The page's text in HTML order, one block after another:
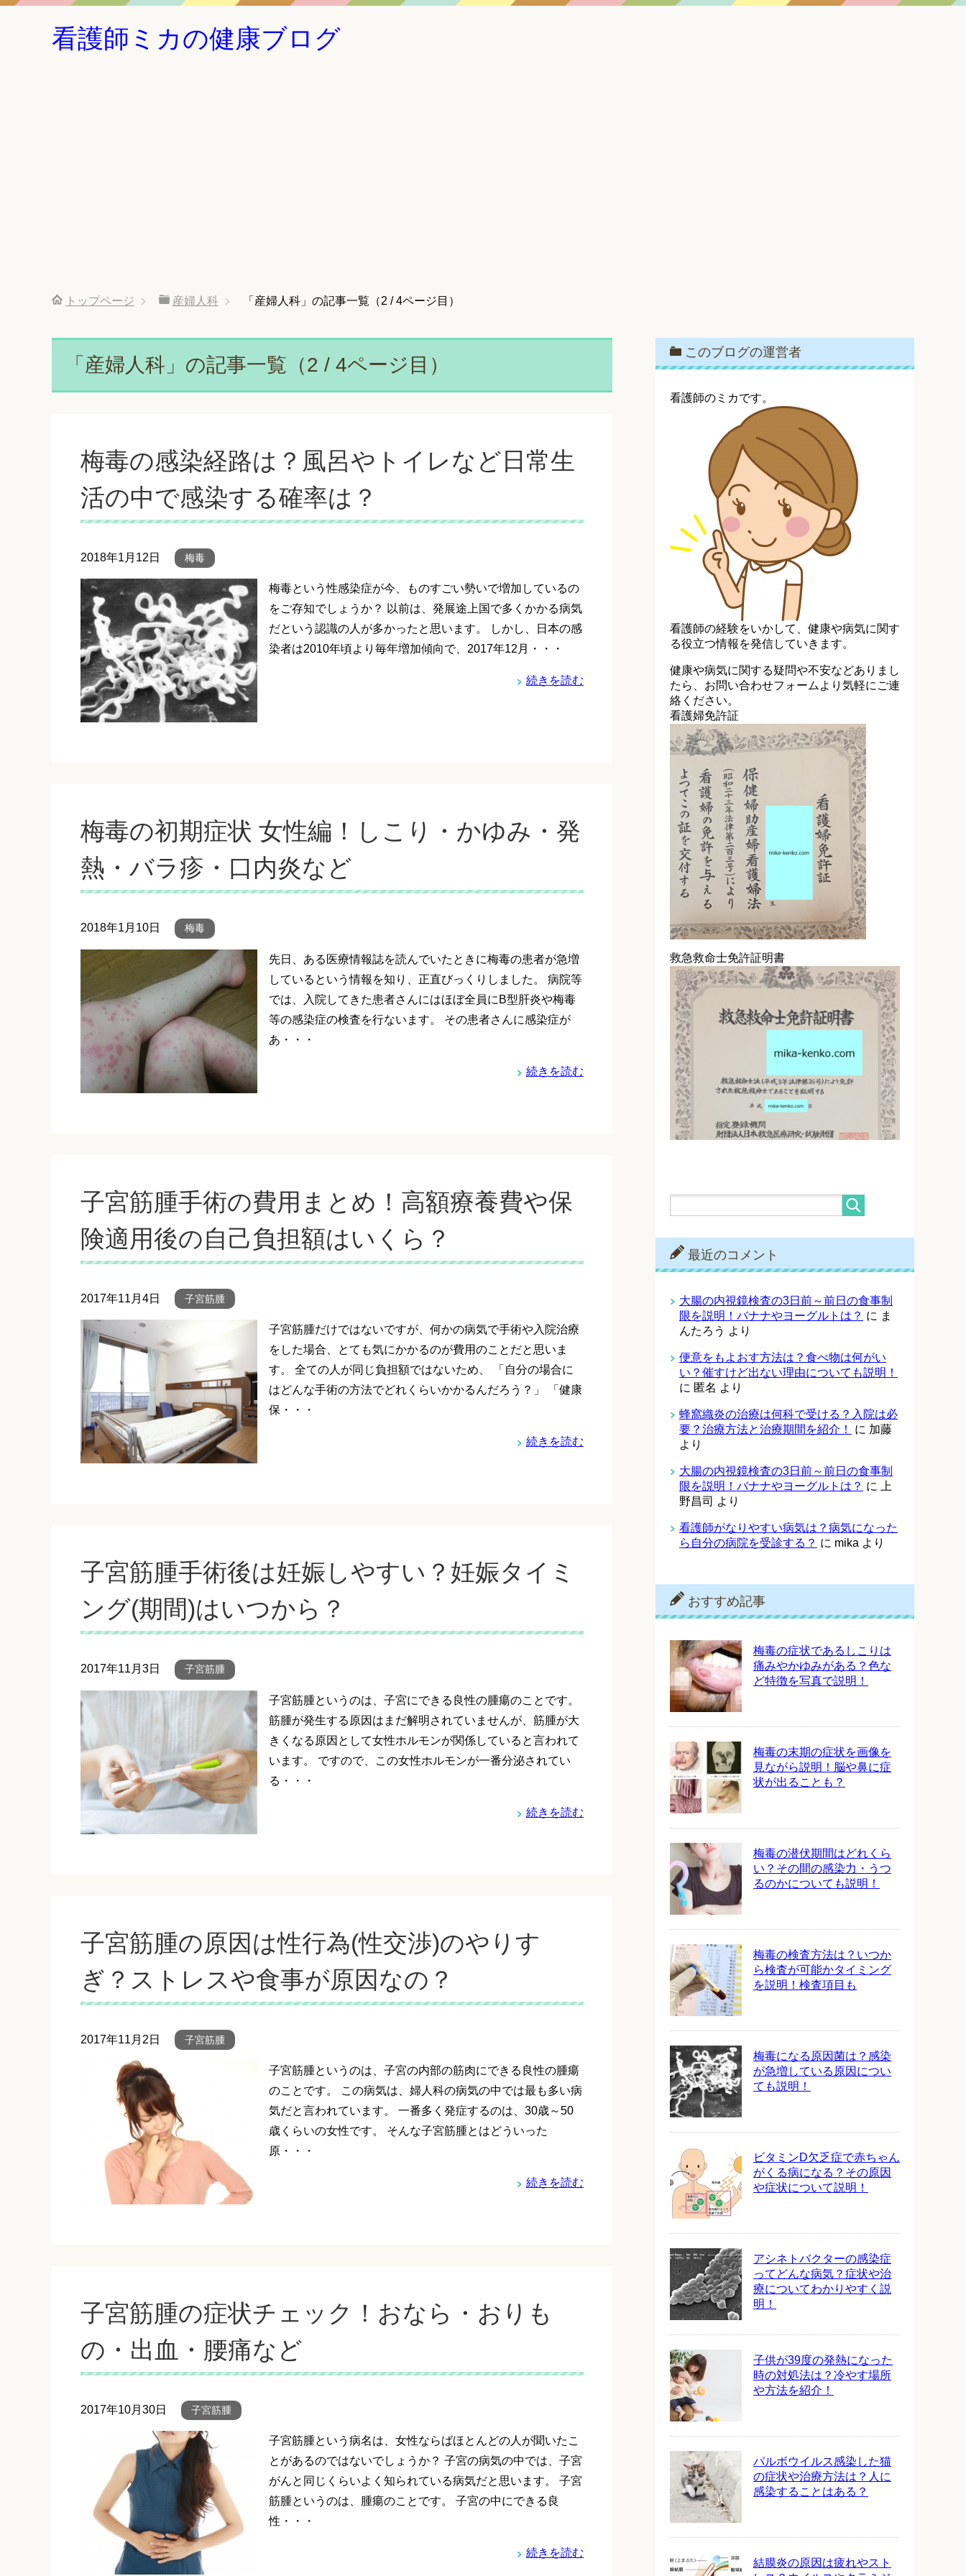
看護師ミカの健康ブログ
トップページ 産婦人科 「産婦人科」の記事一覧（2 / 4ページ目）
「産婦人科」の記事一覧（2 / 4ページ目）
梅毒の感染経路は？風呂やトイレなど日常生
活の中で感染する確率は？
2018年1月12日 梅毒
梅毒という性感染症が今、ものすごい勢いで増加しているの
をご存知でしょうか？ 以前は、発展途上国で多くかかる病気
だという認識の人が多かったと思います。 しかし、日本の感
染者は2010年頃より毎年増加傾向で、2017年12月・・・
続きを読む
梅毒の初期症状 女性編！しこり・かゆみ・発
熱・バラ疹・口内炎など
2018年1月10日 梅毒
先日、ある医療情報誌を読んでいたときに梅毒の患者が急増
しているという情報を知り、正直びっくりしました。 病院等
では、入院してきた患者さんにはほぼ全員にB型肝炎や梅毒
等の感染症の検査を行ないます。 その患者さんに感染症が
あ・・・
続きを読む
子宮筋腫手術の費用まとめ！高額療養費や保
険適用後の自己負担額はいくら？
2017年11月4日 子宮筋腫
子宮筋腫だけではないですが、何かの病気で手術や入院治療
をした場合、とても気にかかるのが費用のことだと思いま
す。 全ての人が同じ負担額ではないため、 「自分の場合に
はどんな手術の方法でどれくらいかかるんだろう？」 「健康
保・・・
続きを読む
子宮筋腫手術後は妊娠しやすい？妊娠タイミ
ング(期間)はいつから？
2017年11月3日 子宮筋腫
子宮筋腫というのは、子宮にできる良性の腫瘍のことです。
筋腫が発生する原因はまだ解明されていませんが、筋腫が大
きくなる原因として女性ホルモンが関係していると言われて
います。 ですので、この女性ホルモンが一番分泌されてい
る・・・
続きを読む
子宮筋腫の原因は性行為(性交渉)のやりす
ぎ？ストレスや食事が原因なの？
2017年11月2日 子宮筋腫
子宮筋腫というのは、子宮の内部の筋肉にできる良性の腫瘍
のことです。 この病気は、婦人科の病気の中では最も多い病
気だと言われています。 一番多く発症するのは、30歳～50
歳くらいの女性です。 そんな子宮筋腫とはどういった
原・・・
続きを読む
子宮筋腫の症状チェック！おなら・おりも
の・出血・腰痛など
2017年10月30日 子宮筋腫
子宮筋腫という病名は、女性ならばほとんどの人が聞いたこ
とがあるのではないでしょうか？ 子宮の病気の中では、子宮
がんと同じくらいよく知られている病気だと思います。 子宮
筋腫というのは、腫瘍のことです。 子宮の中にできる良
性・・・
続きを読む
このブログの運営者
看護師のミカです。
看護師の経験をいかして、健康や病気に関す
る役立つ情報を発信していきます。
健康や病気に関する疑問や不安などありまし
たら、お問い合わせフォームより気軽にご連
絡ください。
看護婦免許証
救急救命士免許証明書
最近のコメント
大腸の内視鏡検査の3日前～前日の食事制
限を説明！バナナやヨーグルトは？ に ま
んたろう より
便意をもよおす方法は？食べ物は何がい
い？催すけど出ない理由についても説明！
に 匿名 より
蜂窩織炎の治療は何科で受ける？入院は必
要？治療方法と治療期間を紹介！
に 加藤
より
大腸の内視鏡検査の3日前～前日の食事制
限を説明！バナナやヨーグルトは？ に
上
野昌司 より
看護師がなりやすい病気は？病気になった
ら自分の病院を受診する？ に mika より
おすすめ記事
梅毒の症状であるしこりは
痛みやかゆみがある？色な
ど特徴を写真で説明！
梅毒の末期の症状を画像を
見ながら説明！脳や鼻に症
状が出ることも？
梅毒の潜伏期間はどれくら
い？その間の感染力・うつ
るのかについても説明！
梅毒の検査方法は？いつか
ら検査が可能かタイミング
を説明！検査項目も
梅毒になる原因菌は？感染
が急増している原因につい
ても説明！
ビタミンD欠乏症で赤ちゃん
がくる病になる？その原因
や症状について説明！
アシネトバクターの感染症
ってどんな病気？症状や治
療についてわかりやすく説
明！
子供が39度の発熱になった
時の対処法は？冷やす場所
や方法を紹介！
パルボウイルス感染した猫
の症状や治療方法は？人に
感染することはある？
結膜炎の原因は疲れやスト